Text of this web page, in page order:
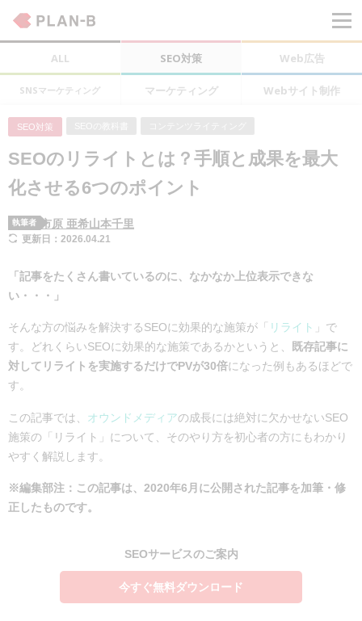
ALL SEO対策 Web広告
SNSマーケティング マーケティング Webサイト制作
SEO対策
SEOのリライトとは？手順と成果を最大
化させる6つのポイント
執筆者 市原 亜希山本千里
更新日：2026.04.21
「記事をたくさん書いているのに、なかなか上位表示できな
い・・・」
そんな方の悩みを解決するSEOに効果的な施策が「 リライト 」で
す。どれくらいSEOに効果的な施策であるかというと、
既存記事に
対してリライトを実施するだけでPVが30倍になった例もあるほどで
す。
この記事では、 オウンドメディアの成長には絶対に欠かせないSEO
施策の「リライト」について、そのやり方を初心者の方にもわかり
やすく解説します。
※編集部注：この記事は、2020年6月に公開された記事を加筆・修
正したものです。
SEOサービスのご案内
今すぐ無料ダウンロード